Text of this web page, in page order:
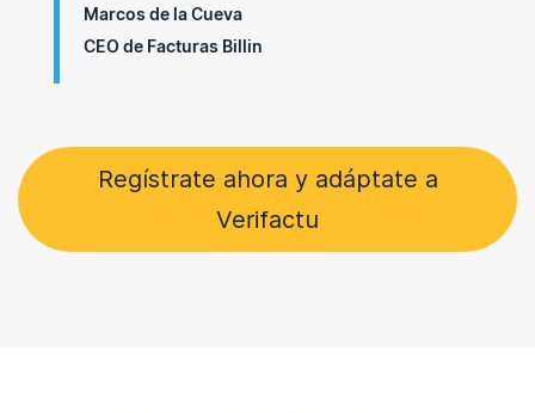
Marcos de la Cueva
CEO de Facturas Billin
Regístrate ahora y adáptate a
Verifactu